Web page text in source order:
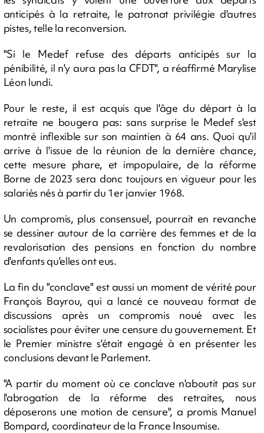
anticipés à la retraite, le patronat privilégie d'autres
pistes, telle la reconversion.
"Si le Medef refuse des départs anticipés sur la
pénibilité, il n'y aura pas la CFDT", a réaffirmé Marylise
Léon lundi.
Pour le reste, il est acquis que l'âge du départ à la
retraite ne bougera pas: sans surprise le Medef s'est
montré inflexible sur son maintien à 64 ans. Quoi qu'il
arrive à l'issue de la réunion de la dernière chance,
cette mesure phare, et impopulaire, de la réforme
Borne de 2023 sera donc toujours en vigueur pour les
salariés nés à partir du 1er janvier 1968.
Un compromis, plus consensuel, pourrait en revanche
se dessiner autour de la carrière des femmes et de la
revalorisation des pensions en fonction du nombre
d'enfants qu'elles ont eus.
La fin du "conclave" est aussi un moment de vérité pour
François Bayrou, qui a lancé ce nouveau format de
discussions après un compromis noué avec les
socialistes pour éviter une censure du gouvernement. Et
le Premier ministre s'était engagé à en présenter les
conclusions devant le Parlement.
"A partir du moment où ce conclave n'aboutit pas sur
l'abrogation de la réforme des retraites, nous
déposerons une motion de censure", a promis Manuel
Bompard, coordinateur de la France Insoumise.